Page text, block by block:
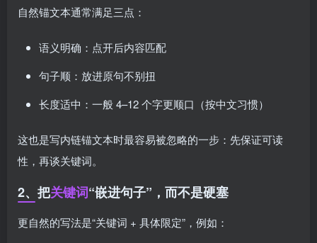
自然锚文本通常满足三点：
语义明确：点开后内容匹配
句子顺：放进原句不别扭
长度适中：一般 4–12 个字更顺口（按中文习惯）
这也是写内链锚文本时最容易被忽略的一步：先保证可读
性，再谈关键词。
2、把关键词“嵌进句子”，而不是硬塞
更自然的写法是“关键词 + 具体限定”，例如：